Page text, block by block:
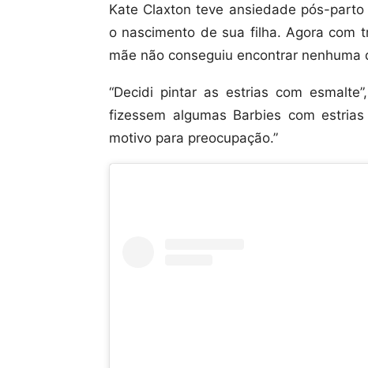
Kate Claxton teve ansiedade pós-
o nascimento de sua filha. Agora com
mãe não conseguiu encontrar
“Decidi pintar as estrias com
fizessem algumas Barbies com
motivo para preocupação.”